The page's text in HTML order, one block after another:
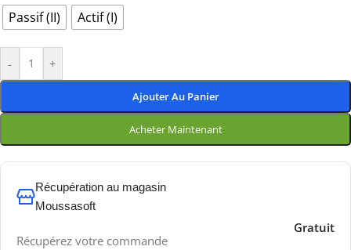
Passif (II)
Actif (I)
- +
Ajouter Au Panier
Acheter Maintenant
Récupération au magasin
Moussasoft
Récupérez votre commande
Gratuit